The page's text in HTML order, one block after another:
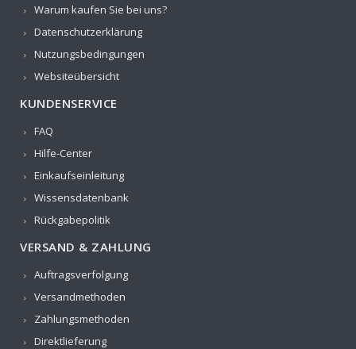
Warum kaufen Sie bei uns?
Datenschutzerklärung
Nutzungsbedingungen
Websiteübersicht
KUNDENSERVICE
FAQ
Hilfe-Center
Einkaufseinleitung
Wissensdatenbank
Rückgabepolitik
VERSAND & ZAHLUNG
Auftragsverfolgung
Versandmethoden
Zahlungsmethoden
Direktlieferung